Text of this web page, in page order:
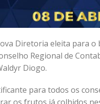
Diretoria eleita para
Regional de
Diogo.
para todos os